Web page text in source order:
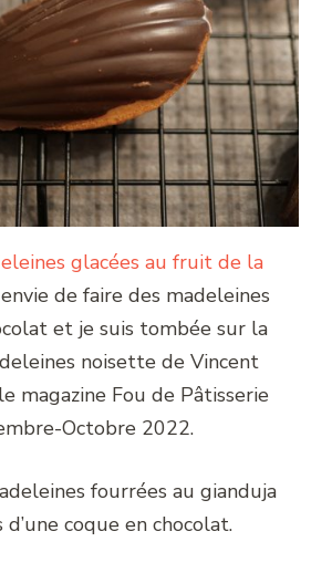
glacées au fruit de la
envie de faire des madeleines
et je suis tombée sur la
noisette de Vincent
magazine Fou de Pâtisserie
Octobre 2022.
fourrées au gianduja
coque en chocolat.